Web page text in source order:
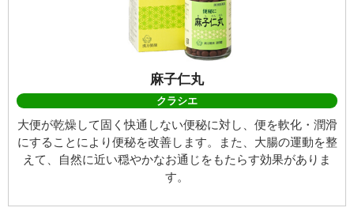
麻子仁丸
クラシエ
大便が乾燥して固く快通しない便秘に対し、便を軟化・潤滑
にすることにより便秘を改善します。また、大腸の運動を整
えて、自然に近い穏やかなお通じをもたらす効果がありま
す。